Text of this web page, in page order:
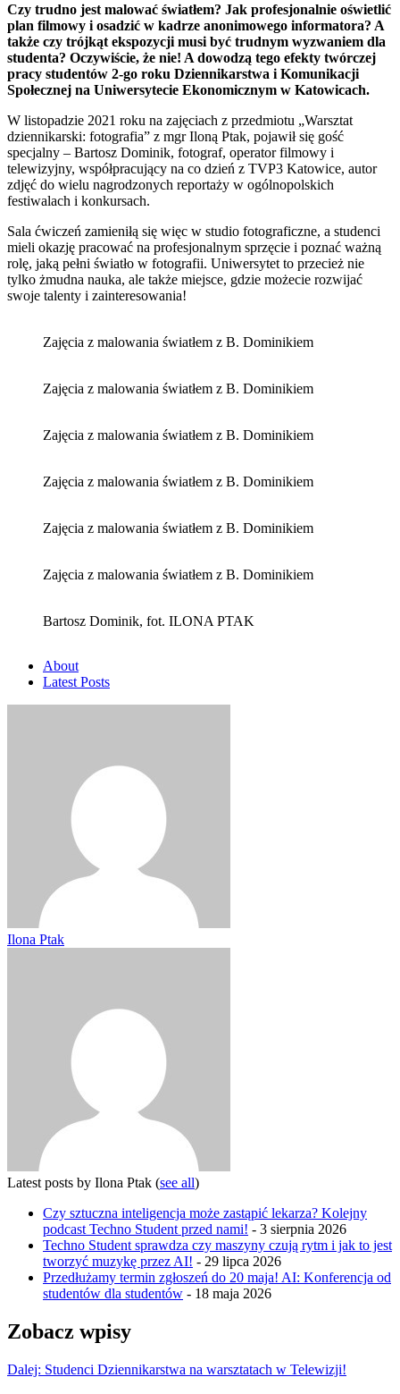
Czy trudno jest malować światłem? Jak profesjonalnie oświetlić
plan filmowy i osadzić w kadrze anonimowego informatora? A
także czy trójkąt ekspozycji musi być trudnym wyzwaniem dla
studenta? Oczywiście, że nie! A dowodzą tego efekty twórczej
pracy studentów 2-go roku Dziennikarstwa i Komunikacji
Społecznej na Uniwersytecie Ekonomicznym w Katowicach.
W listopadzie 2021 roku na zajęciach z przedmiotu „Warsztat
dziennikarski: fotografia” z mgr Iloną Ptak, pojawił się gość
specjalny – Bartosz Dominik, fotograf, operator filmowy i
telewizyjny, współpracujący na co dzień z TVP3 Katowice, autor
zdjęć do wielu nagrodzonych reportaży w ogólnopolskich
festiwalach i konkursach.
Sala ćwiczeń zamieniłą się więc w studio fotograficzne, a studenci
mieli okazję pracować na profesjonalnym sprzęcie i poznać ważną
rolę, jaką pełni światło w fotografii. Uniwersytet to przecież nie
tylko żmudna nauka, ale także miejsce, gdzie możecie rozwijać
swoje talenty i zainteresowania!
Zajęcia z malowania światłem z B. Dominikiem
Zajęcia z malowania światłem z B. Dominikiem
Zajęcia z malowania światłem z B. Dominikiem
Zajęcia z malowania światłem z B. Dominikiem
Zajęcia z malowania światłem z B. Dominikiem
Zajęcia z malowania światłem z B. Dominikiem
Bartosz Dominik, fot. ILONA PTAK
About
Latest Posts
Ilona Ptak
Latest posts by Ilona Ptak (see all)
Czy sztuczna inteligencja może zastąpić lekarza? Kolejny
podcast Techno Student przed nami! - 3 sierpnia 2026
Techno Student sprawdza czy maszyny czują rytm i jak to jest
tworzyć muzykę przez AI! - 29 lipca 2026
Przedłużamy termin zgłoszeń do 20 maja! AI: Konferencja od
studentów dla studentów - 18 maja 2026
Zobacz wpisy
Dalej: Studenci Dziennikarstwa na warsztatach w Telewizji!